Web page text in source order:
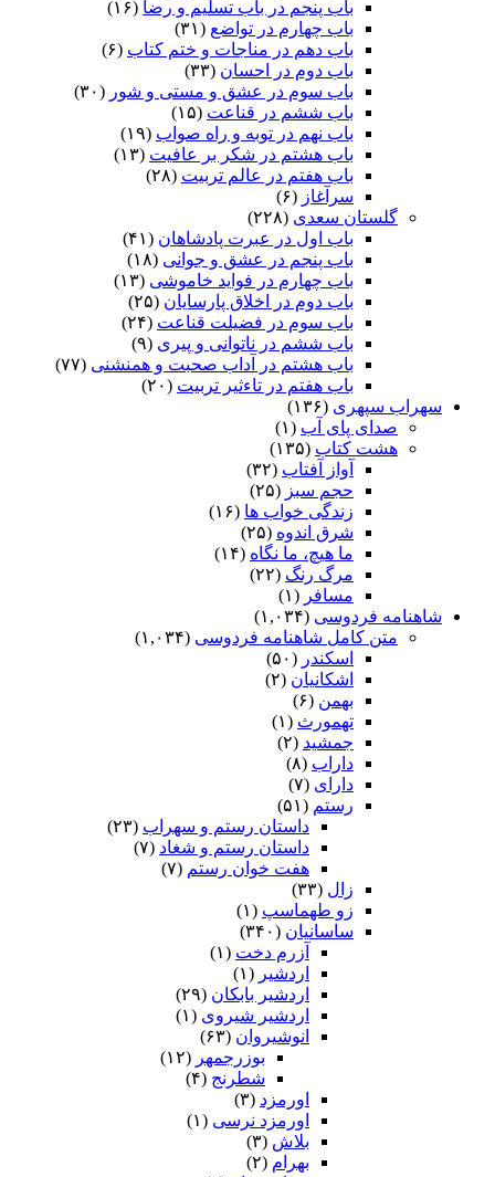
باب پنجم در باب تسلیم و رضا (۱۶)
باب چهارم در تواضع (۳۱)
باب دهم در مناجات و ختم کتاب (۶)
باب دوم در احسان (۳۳)
باب سوم در عشق و مستی و شور (۳۰)
باب ششم در قناعت (۱۵)
باب نهم در توبه و راه صواب (۱۹)
باب هشتم در شکر بر عافیت (۱۳)
باب هفتم در عالم تربیت (۲۸)
سرآغاز (۶)
گلستان سعدی (۲۲۸)
باب اول در عبرت پادشاهان (۴۱)
باب پنجم در عشق و جوانى (۱۸)
باب چهارم در فواید خاموشى (۱۳)
باب دوم در اخلاق پارسایان (۲۵)
باب سوم در فضیلت قناعت (۲۴)
باب ششم در ناتوانى و پیرى (۹)
باب هشتم در آداب صحبت و همنشنى (۷۷)
باب هفتم در تاءثیر تربیت (۲۰)
سهراب سپهری (۱۳۶)
صدای پای آب (۱)
هشت کتاب (۱۳۵)
آواز آفتاب (۳۲)
حجم سبز (۲۵)
زندگی خواب ها (۱۶)
شرق اندوه (۲۵)
ما هیچ، ما نگاه (۱۴)
مرگ رنگ (۲۲)
مسافر (۱)
شاهنامه فردوسی (۱,۰۳۴)
متن کامل شاهنامه فردوسی (۱,۰۳۴)
اسکندر (۵۰)
اشکانیان (۲)
بهمن (۶)
تهمورث (۱)
جمشید (۲)
داراب (۸)
دارای (۷)
رستم (۵۱)
داستان رستم و سهراب (۲۳)
داستان رستم و شغاد (۷)
هفت خوان رستم‏ (۷)
زال (۳۳)
زو طهماسپ‏ (۱)
ساسانیان (۳۴۰)
آزرم دخت (۱)
اردشیر (۱)
اردشیر بابکان (۲۹)
اردشیر شیروی (۱)
انوشیروان (۶۳)
بوزرجمهر (۱۲)
شطرنج (۴)
اورمزد (۳)
اورمزد نرسى‏ (۱)
بلاش (۳)
بهرام (۲)